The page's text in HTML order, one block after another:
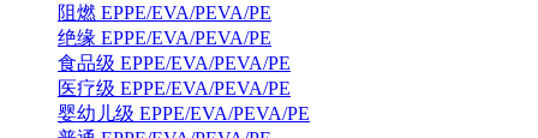
阻燃 EPPE/EVA/PEVA/PE
绝缘 EPPE/EVA/PEVA/PE
食品级 EPPE/EVA/PEVA/PE
医疗级 EPPE/EVA/PEVA/PE
婴幼儿级 EPPE/EVA/PEVA/PE